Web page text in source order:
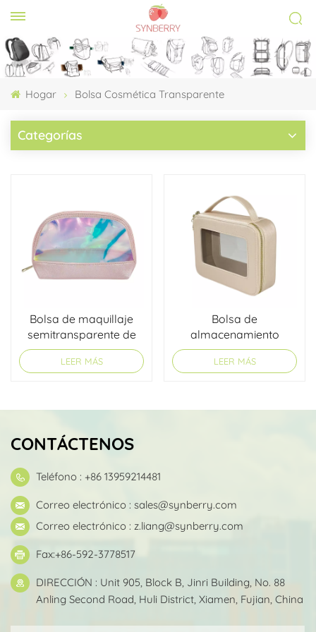
Hogar Bolsa Cosmética Transparente
Categorías
Bolsa de maquillaje
semitransparente de
Lritridescent
LEER MÁS
Bolsa de
almacenamiento
organizadora
impermeable
LEER MÁS
CONTÁCTENOS
Teléfono : +86 13959214481
Correo electrónico : sales@synberry.com
Correo electrónico : z.liang@synberry.com
Fax:+86-592-3778517
DIRECCIÓN : Unit 905, Block B, Jinri Building, No. 88
Anling Second Road, Huli District, Xiamen, Fujian, China